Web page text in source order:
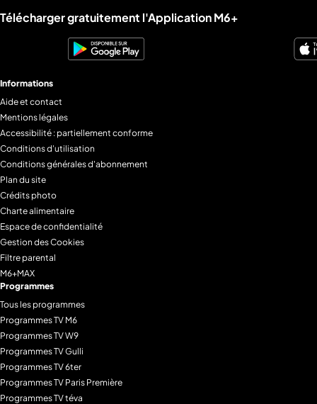
Liens utiles M6+.
Télécharger gratuitement l'Application M6+
Informations
Aide et contact
Mentions légales
Accessibilité : partiellement conforme
Conditions d'utilisation
Conditions générales d'abonnement
Plan du site
Crédits photo
Charte alimentaire
Espace de confidentialité
Gestion des Cookies
Filtre parental
M6+MAX
Programmes
Tous les programmes
Programmes TV M6
Programmes TV W9
Programmes TV Gulli
Programmes TV 6ter
Programmes TV Paris Première
Programmes TV téva